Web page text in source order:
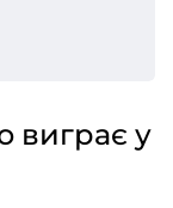
виграє у